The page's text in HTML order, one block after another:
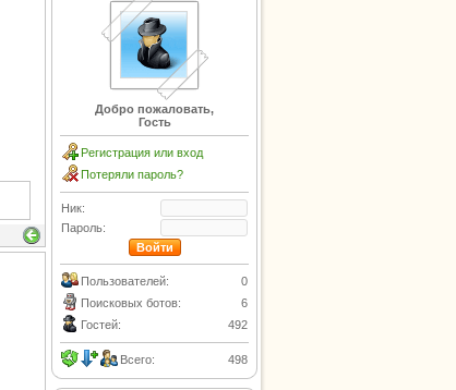
Добро пожаловать,
Гость
Регистрация или вход
Потеряли пароль?
Ник:
Пароль:
Пользователей:
0
Поисковых ботов:
6
Гостей:
492
Всего: 498